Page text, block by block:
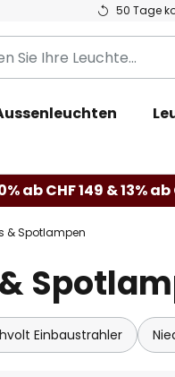
50 Tage
ab CHF 149 & 13%
& Spotlampen
Einbaustrahler